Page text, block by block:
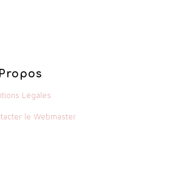
Légales
le Webmaster